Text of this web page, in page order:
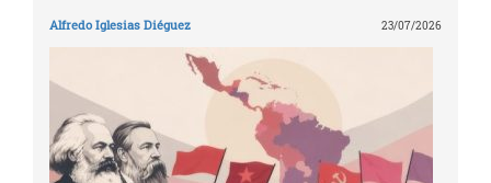
Alfredo Iglesias Diéguez 23/07/2026